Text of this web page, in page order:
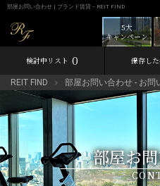
部屋お問い合わせ | ブランド賃貸－REIT FIND
5大
キャンペーン
検討中リスト 0 保存し
REIT FIND 部屋お問い合わせ - お問
部屋お